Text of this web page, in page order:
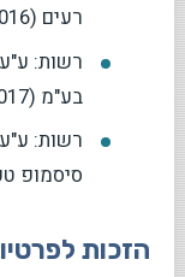
רעים (21.8.2016)
בע"מ (28.2.2017)
סיסמופ
הזכות